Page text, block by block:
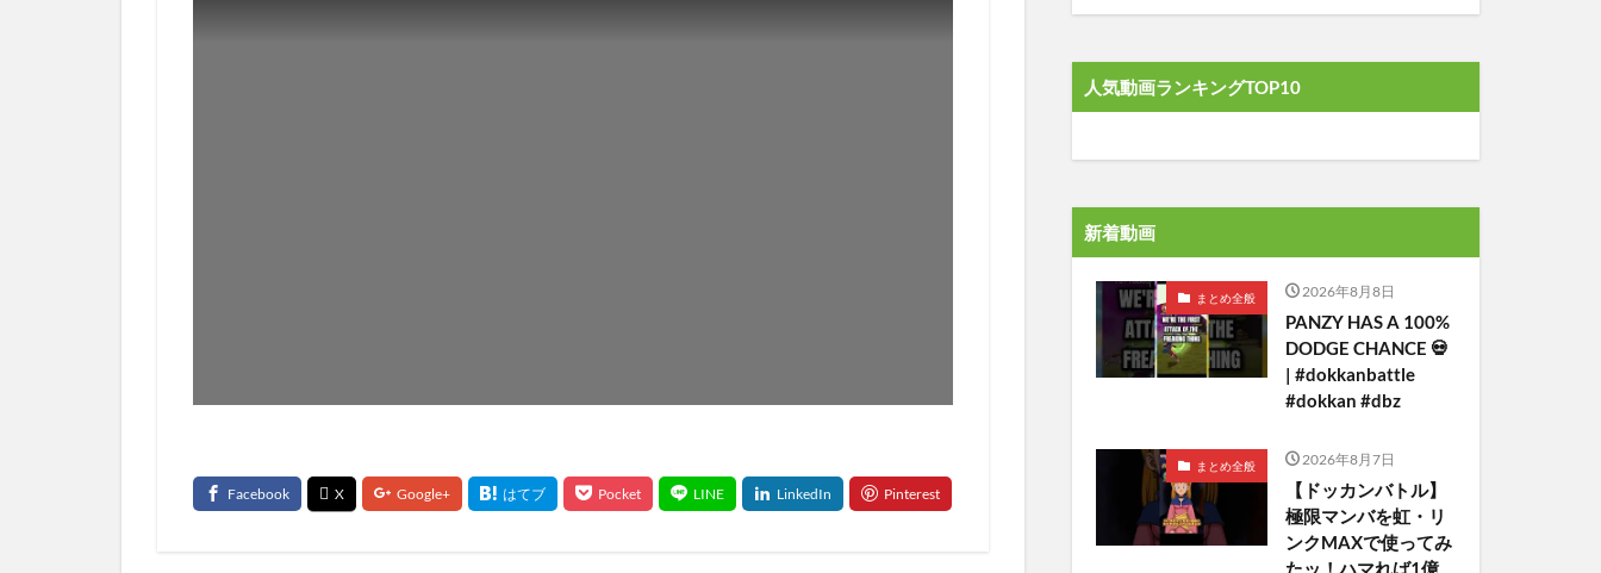
人気動画ランキングTOP10
新着動画
まとめ全般 2026年8月8日
PANZY HAS A 100%
DODGE CHANCE 💀
| #dokkanbattle
#dokkan #dbz
まとめ全般 2026年8月7日
【ドッカンバトル】
極限マンバを虹・リ
ンクMAXで使ってみ
たッ！ハマれば1億